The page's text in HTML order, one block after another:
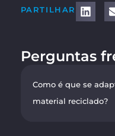
PARTILHAR
Perguntas
Como é que se
material reciclado?